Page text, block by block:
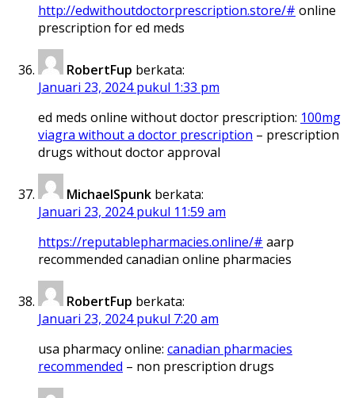
http://edwithoutdoctorprescription.store/# online
prescription for ed meds
RobertFup berkata:
Januari 23, 2024 pukul 1:33 pm
ed meds online without doctor prescription: 100mg
viagra without a doctor prescription – prescription
drugs without doctor approval
MichaelSpunk berkata:
Januari 23, 2024 pukul 11:59 am
https://reputablepharmacies.online/# aarp
recommended canadian online pharmacies
RobertFup berkata:
Januari 23, 2024 pukul 7:20 am
usa pharmacy online: canadian pharmacies
recommended – non prescription drugs